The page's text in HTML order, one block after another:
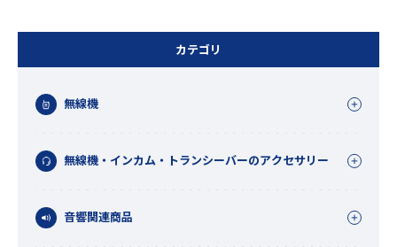
カテゴリ
無線機
無線機・インカム・トランシーバーのアクセサリー
音響関連商品